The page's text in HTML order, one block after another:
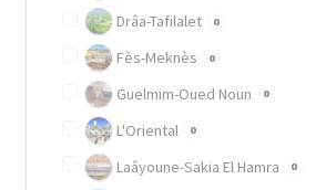
Drâa-Tafilalet 0
Fès-Meknès 0
Guelmim-Oued Noun 0
L'Oriental 0
Laâyoune-Sakia El Hamra 0